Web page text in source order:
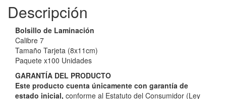
Descripción
Bolsillo de Laminación
Calibre 7
Tamaño Tarjeta (8x11cm)
Paquete x100 Unidades
GARANTÍA DEL PRODUCTO
Este producto cuenta únicamente con garantía de
estado inicial, conforme al Estatuto del Consumidor (Ley